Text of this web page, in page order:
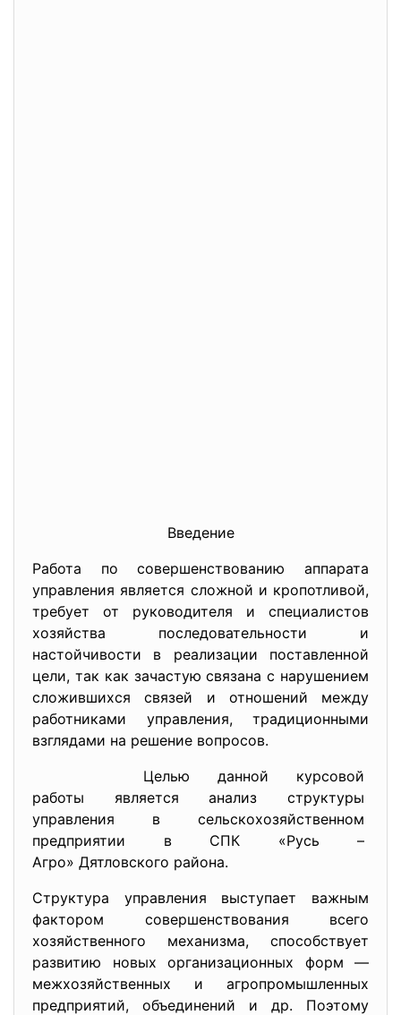
Введение
Работа по совершенствованию аппарата
управления является сложной и кропотливой,
требует от руководителя и специалистов
хозяйства последовательности и
настойчивости в реализации поставленной
цели, так как зачастую связана с нарушением
сложившихся связей и отношений между
работниками управления, традиционными
взглядами на решение вопросов.
Целью данной курсовой
работы является анализ структуры
управления в сельскохозяйственном
предприятии в СПК «Русь –
Агро» Дятловского района.
Структура управления выступает важным
фактором совершенствования всего
хозяйственного механизма, способствует
развитию новых организационных форм —
межхозяйственных и агропромышленных
предприятий, объединений и др. Поэтому